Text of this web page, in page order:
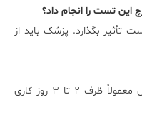
این تست را انجام داد؟
تأثیر بگذارد. پزشک باید از
در آزمایشگاه فروردین، جواب این آزمایش معمولاً ظرف ۲ تا ۳ روز کاری